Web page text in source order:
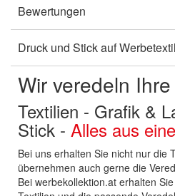
Bewertungen
Druck und Stick auf
Wir veredeln
Textilien - Grafik &
Stick - Alles aus
Bei uns erhalten Sie nicht nur die
übernehmen auch gerne die
Bei werbekollektion.at erhalten